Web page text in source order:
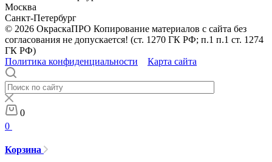
Москва
Санкт-Петербург
© 2026 ОкраскаПРО Копирование материалов с сайта без
согласования не допускается! (ст. 1270 ГК РФ; п.1 п.1 ст. 1274
ГК РФ)
Политика конфиденциальности
Карта сайта
0
0
Корзина